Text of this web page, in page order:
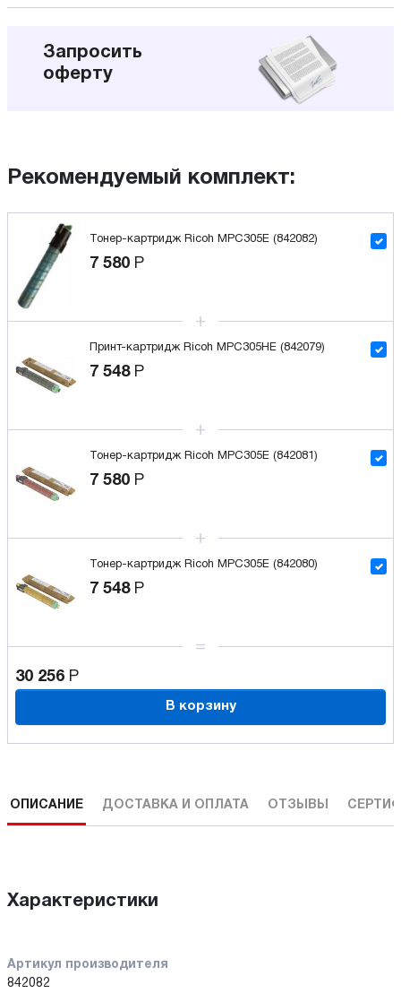
Запросить
оферту
Рекомендуемый комплект:
Тонер-картридж Ricoh MPC305E (842082)
7 580 Р
Принт-картридж Ricoh MPC305HE (842079)
7 548 Р
Тонер-картридж Ricoh MPC305E (842081)
7 580 Р
Тонер-картридж Ricoh MPC305E (842080)
7 548 Р
30 256 Р
В корзину
ОПИСАНИЕ ДОСТАВКА И ОПЛАТА ОТЗЫВЫ
Характеристики
Артикул производителя
842082